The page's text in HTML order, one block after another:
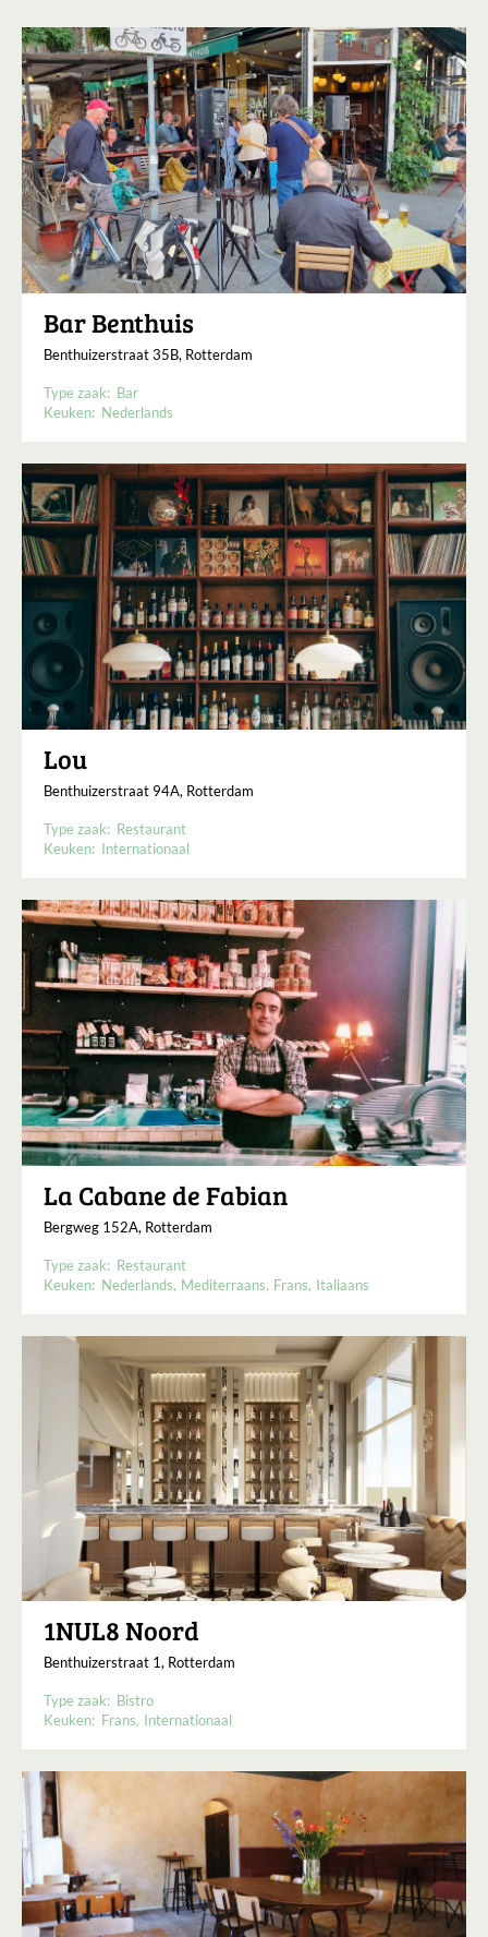
Bar Benthuis
Benthuizerstraat 35B, Rotterdam
Type zaak: Bar
Keuken: Nederlands
Lou
Benthuizerstraat 94A, Rotterdam
Type zaak: Restaurant
Keuken: Internationaal
La Cabane de Fabian
Bergweg 152A, Rotterdam
Type zaak: Restaurant
Keuken: Nederlands Mediterraans Frans Italiaans
1NUL8 Noord
Benthuizerstraat 1, Rotterdam
Type zaak: Bistro
Keuken: Frans Internationaal